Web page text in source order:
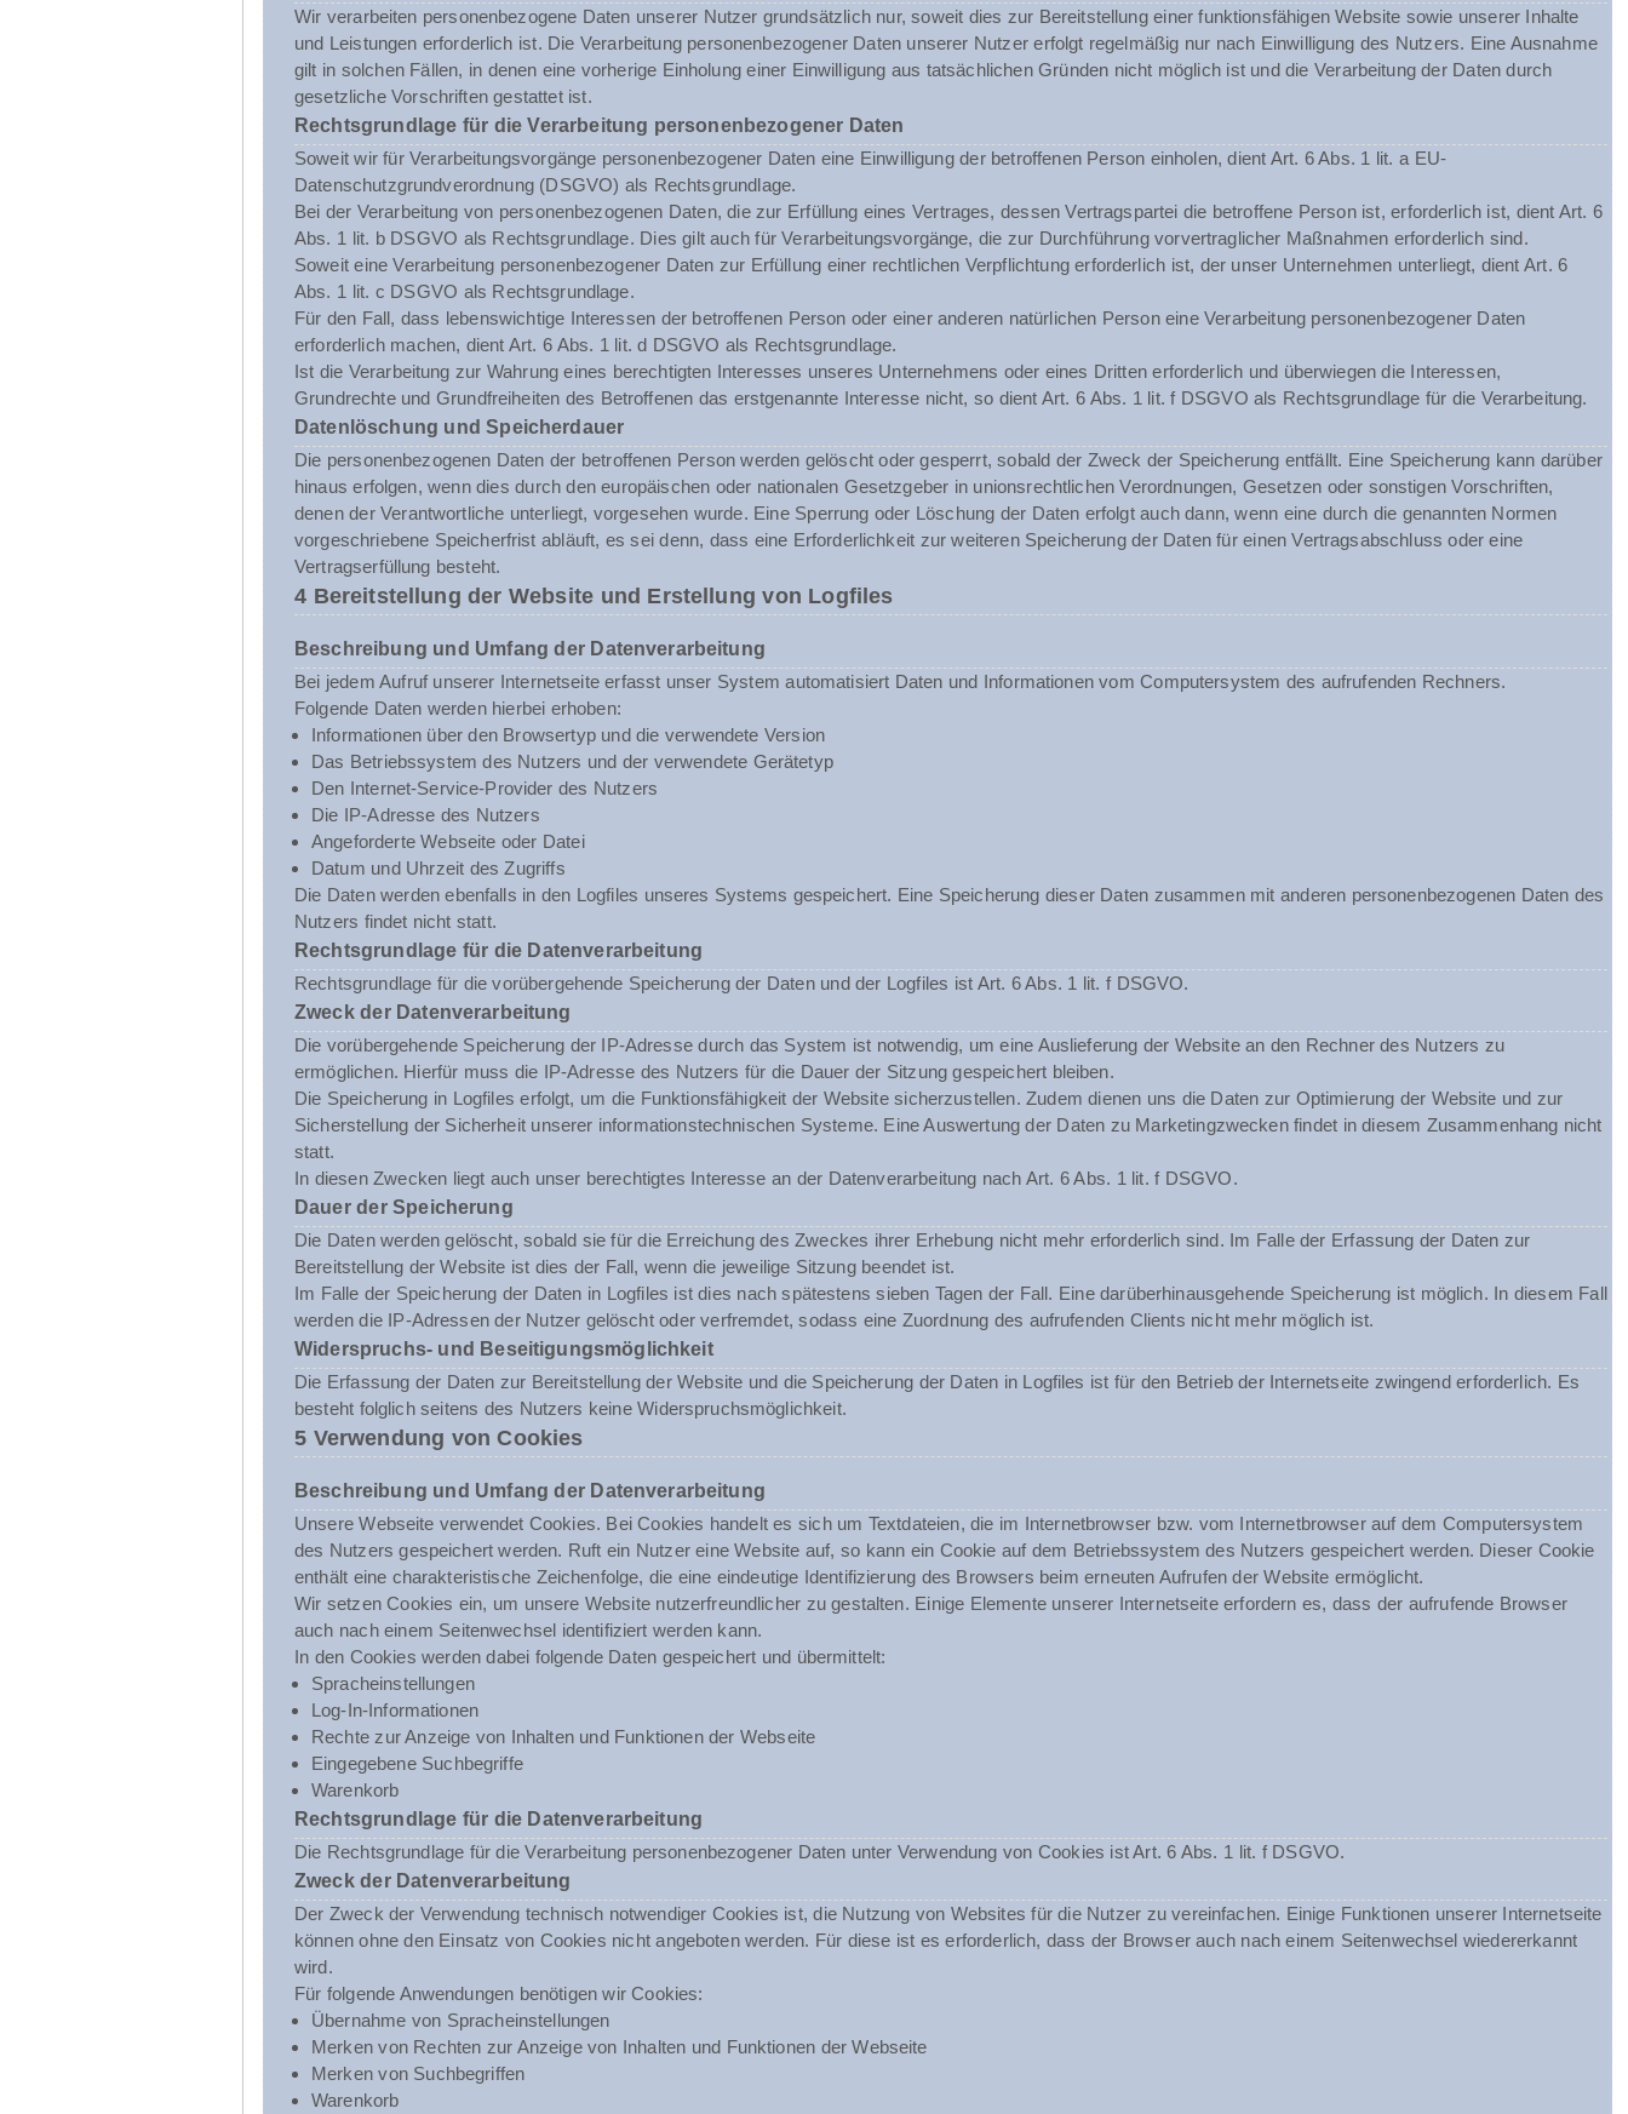
Wir verarbeiten personenbezogene Daten unserer Nutzer grundsätzlich nur, soweit dies zur Bereitstellung einer funktionsfähigen Website sowie unserer Inhalte
und Leistungen erforderlich ist. Die Verarbeitung personenbezogener Daten unserer Nutzer erfolgt regelmäßig nur nach Einwilligung des Nutzers. Eine Ausnahme
gilt in solchen Fällen, in denen eine vorherige Einholung einer Einwilligung aus tatsächlichen Gründen nicht möglich ist und die Verarbeitung der Daten durch
gesetzliche Vorschriften gestattet ist.
Rechtsgrundlage für die Verarbeitung personenbezogener Daten
Soweit wir für Verarbeitungsvorgänge personenbezogener Daten eine Einwilligung der betroffenen Person einholen, dient Art. 6 Abs. 1 lit. a EU-
Datenschutzgrundverordnung (DSGVO) als Rechtsgrundlage.
Bei der Verarbeitung von personenbezogenen Daten, die zur Erfüllung eines Vertrages, dessen Vertragspartei die betroffene Person ist, erforderlich ist, dient Art. 6
Abs. 1 lit. b DSGVO als Rechtsgrundlage. Dies gilt auch für Verarbeitungsvorgänge, die zur Durchführung vorvertraglicher Maßnahmen erforderlich sind.
Soweit eine Verarbeitung personenbezogener Daten zur Erfüllung einer rechtlichen Verpflichtung erforderlich ist, der unser Unternehmen unterliegt, dient Art. 6
Abs. 1 lit. c DSGVO als Rechtsgrundlage.
Für den Fall, dass lebenswichtige Interessen der betroffenen Person oder einer anderen natürlichen Person eine Verarbeitung personenbezogener Daten
erforderlich machen, dient Art. 6 Abs. 1 lit. d DSGVO als Rechtsgrundlage.
Ist die Verarbeitung zur Wahrung eines berechtigten Interesses unseres Unternehmens oder eines Dritten erforderlich und überwiegen die Interessen,
Grundrechte und Grundfreiheiten des Betroffenen das erstgenannte Interesse nicht, so dient Art. 6 Abs. 1 lit. f DSGVO als Rechtsgrundlage für die Verarbeitung.
Datenlöschung und Speicherdauer
Die personenbezogenen Daten der betroffenen Person werden gelöscht oder gesperrt, sobald der Zweck der Speicherung entfällt. Eine Speicherung kann darüber
hinaus erfolgen, wenn dies durch den europäischen oder nationalen Gesetzgeber in unionsrechtlichen Verordnungen, Gesetzen oder sonstigen Vorschriften,
denen der Verantwortliche unterliegt, vorgesehen wurde. Eine Sperrung oder Löschung der Daten erfolgt auch dann, wenn eine durch die genannten Normen
vorgeschriebene Speicherfrist abläuft, es sei denn, dass eine Erforderlichkeit zur weiteren Speicherung der Daten für einen Vertragsabschluss oder eine
Vertragserfüllung besteht.
4 Bereitstellung der Website und Erstellung von Logfiles
Beschreibung und Umfang der Datenverarbeitung
Bei jedem Aufruf unserer Internetseite erfasst unser System automatisiert Daten und Informationen vom Computersystem des aufrufenden Rechners.
Folgende Daten werden hierbei erhoben:
Informationen über den Browsertyp und die verwendete Version
Das Betriebssystem des Nutzers und der verwendete Gerätetyp
Den Internet-Service-Provider des Nutzers
Die IP-Adresse des Nutzers
Angeforderte Webseite oder Datei
Datum und Uhrzeit des Zugriffs
Die Daten werden ebenfalls in den Logfiles unseres Systems gespeichert. Eine Speicherung dieser Daten zusammen mit anderen personenbezogenen Daten des
Nutzers findet nicht statt.
Rechtsgrundlage für die Datenverarbeitung
Rechtsgrundlage für die vorübergehende Speicherung der Daten und der Logfiles ist Art. 6 Abs. 1 lit. f DSGVO.
Zweck der Datenverarbeitung
Die vorübergehende Speicherung der IP-Adresse durch das System ist notwendig, um eine Auslieferung der Website an den Rechner des Nutzers zu
ermöglichen. Hierfür muss die IP-Adresse des Nutzers für die Dauer der Sitzung gespeichert bleiben.
Die Speicherung in Logfiles erfolgt, um die Funktionsfähigkeit der Website sicherzustellen. Zudem dienen uns die Daten zur Optimierung der Website und zur
Sicherstellung der Sicherheit unserer informationstechnischen Systeme. Eine Auswertung der Daten zu Marketingzwecken findet in diesem Zusammenhang nicht
statt.
In diesen Zwecken liegt auch unser berechtigtes Interesse an der Datenverarbeitung nach Art. 6 Abs. 1 lit. f DSGVO.
Dauer der Speicherung
Die Daten werden gelöscht, sobald sie für die Erreichung des Zweckes ihrer Erhebung nicht mehr erforderlich sind. Im Falle der Erfassung der Daten zur
Bereitstellung der Website ist dies der Fall, wenn die jeweilige Sitzung beendet ist.
Im Falle der Speicherung der Daten in Logfiles ist dies nach spätestens sieben Tagen der Fall. Eine darüberhinausgehende Speicherung ist möglich. In diesem Fall
werden die IP-Adressen der Nutzer gelöscht oder verfremdet, sodass eine Zuordnung des aufrufenden Clients nicht mehr möglich ist.
Widerspruchs- und Beseitigungsmöglichkeit
Die Erfassung der Daten zur Bereitstellung der Website und die Speicherung der Daten in Logfiles ist für den Betrieb der Internetseite zwingend erforderlich. Es
besteht folglich seitens des Nutzers keine Widerspruchsmöglichkeit.
5 Verwendung von Cookies
Beschreibung und Umfang der Datenverarbeitung
Unsere Webseite verwendet Cookies. Bei Cookies handelt es sich um Textdateien, die im Internetbrowser bzw. vom Internetbrowser auf dem Computersystem
des Nutzers gespeichert werden. Ruft ein Nutzer eine Website auf, so kann ein Cookie auf dem Betriebssystem des Nutzers gespeichert werden. Dieser Cookie
enthält eine charakteristische Zeichenfolge, die eine eindeutige Identifizierung des Browsers beim erneuten Aufrufen der Website ermöglicht.
Wir setzen Cookies ein, um unsere Website nutzerfreundlicher zu gestalten. Einige Elemente unserer Internetseite erfordern es, dass der aufrufende Browser
auch nach einem Seitenwechsel identifiziert werden kann.
In den Cookies werden dabei folgende Daten gespeichert und übermittelt:
Spracheinstellungen
Log-In-Informationen
Rechte zur Anzeige von Inhalten und Funktionen der Webseite
Eingegebene Suchbegriffe
Warenkorb
Rechtsgrundlage für die Datenverarbeitung
Die Rechtsgrundlage für die Verarbeitung personenbezogener Daten unter Verwendung von Cookies ist Art. 6 Abs. 1 lit. f DSGVO.
Zweck der Datenverarbeitung
Der Zweck der Verwendung technisch notwendiger Cookies ist, die Nutzung von Websites für die Nutzer zu vereinfachen. Einige Funktionen unserer Internetseite
können ohne den Einsatz von Cookies nicht angeboten werden. Für diese ist es erforderlich, dass der Browser auch nach einem Seitenwechsel wiedererkannt
wird.
Für folgende Anwendungen benötigen wir Cookies:
Übernahme von Spracheinstellungen
Merken von Rechten zur Anzeige von Inhalten und Funktionen der Webseite
Merken von Suchbegriffen
Warenkorb